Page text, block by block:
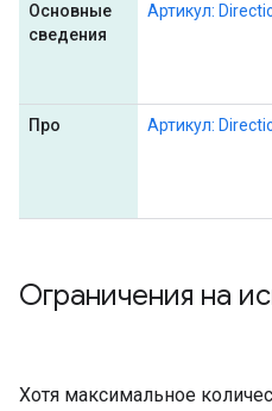
Основные
сведения
Артикул:
Про Артикул:
Ограничения на
Хотя максимальное